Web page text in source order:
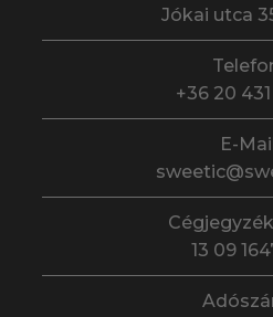
Jókai utca
+36 20
E-Mail
13 09